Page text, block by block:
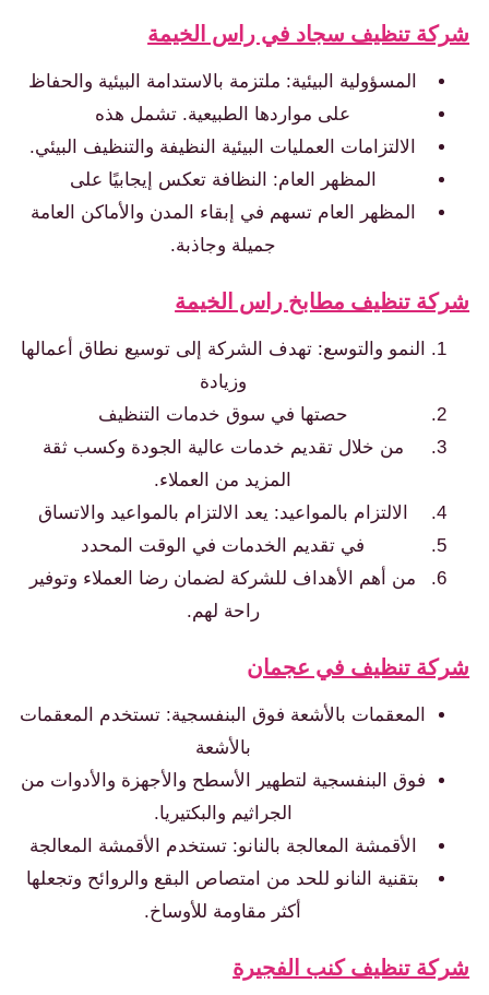
شركة تنظيف سجاد في راس الخيمة
المسؤولية البيئية: ملتزمة بالاستدامة البيئية والحفاظ
على مواردها الطبيعية. تشمل هذه
الالتزامات العمليات البيئية النظيفة والتنظيف البيئي.
المظهر العام: النظافة تعكس إيجابيًا على
المظهر العام تسهم في إبقاء المدن والأماكن العامة
جميلة وجاذبة.
شركة تنظيف مطابخ راس الخيمة
النمو والتوسع: تهدف الشركة إلى توسيع نطاق أعمالها
وزيادة
حصتها في سوق خدمات التنظيف
من خلال تقديم خدمات عالية الجودة وكسب ثقة
المزيد من العملاء.
الالتزام بالمواعيد: يعد الالتزام بالمواعيد والاتساق
في تقديم الخدمات في الوقت المحدد
من أهم الأهداف للشركة لضمان رضا العملاء وتوفير
راحة لهم.
شركة تنظيف في عجمان
المعقمات بالأشعة فوق البنفسجية: تستخدم المعقمات
بالأشعة
فوق البنفسجية لتطهير الأسطح والأجهزة والأدوات من
الجراثيم والبكتيريا.
الأقمشة المعالجة بالنانو: تستخدم الأقمشة المعالجة
بتقنية النانو للحد من امتصاص البقع والروائح وتجعلها
أكثر مقاومة للأوساخ.
شركة تنظيف كنب الفجيرة